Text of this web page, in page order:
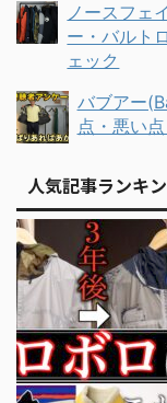
ノースフェ
ー・バルト
ェック
バブアー
点・悪い
人気記事ランキ